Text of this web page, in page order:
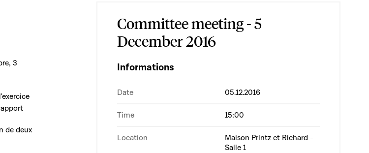
3
de deux
Committee meeting - 5
December 2016
Informations
Date 05.12.2016
Time 15:00
Location
Maison Printz et Richard -
Salle 1